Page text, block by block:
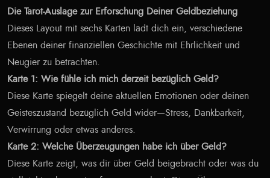
Die Tarot-Auslage zur Erforschung Deiner Geldbeziehung
Dieses Layout mit sechs Karten lädt dich ein, verschiedene
Ebenen deiner finanziellen Geschichte mit Ehrlichkeit und
Neugier zu betrachten.
Karte 1: Wie fühle ich mich derzeit bezüglich Geld?
Diese Karte spiegelt deine aktuellen Emotionen oder deinen
Geisteszustand bezüglich Geld wider—Stress, Dankbarkeit,
Verwirrung oder etwas anderes.
Karte 2: Welche Überzeugungen habe ich über Geld?
Diese Karte zeigt, was dir über Geld beigebracht oder was du